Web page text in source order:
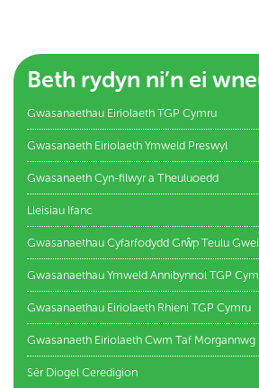
Beth rydyn ni’n ei
Gwasanaethau Eiriolaeth TGP Cymru
Gwasanaeth Eiriolaeth Ymweld Preswyl
Gwasanaeth Cyn-filwyr a Theuluoedd
Lleisiau Ifanc
Gwasanaethau Cyfarfodydd Grŵp Teulu
Gwasanaethau Ymweld Annibynnol TGP
Gwasanaethau Eiriolaeth Rhieni TGP Cymru
Gwasanaeth Eiriolaeth Cwm Taf Morgannwg
Sêr Diogel Ceredigion